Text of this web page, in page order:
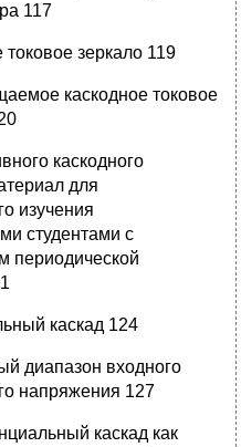
117
токовое зеркало 119
каскодное токовое
каскодного
для
изучения
студентами с
периодической
каскад 124
диапазон входного
напряжения 127
каскад как